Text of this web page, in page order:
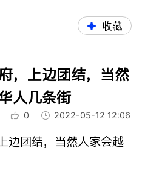
收藏
，上边团结，当然
人几条街
0 2022-05-12 12:06
边团结，当然人家会越